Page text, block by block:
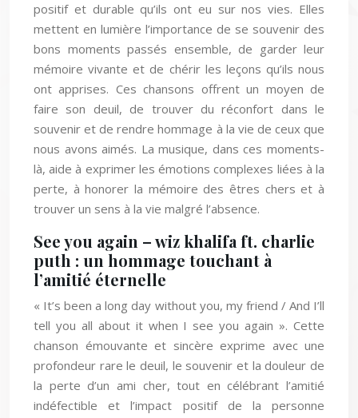
positif et durable qu’ils ont eu sur nos vies. Elles
mettent en lumière l’importance de se souvenir des
bons moments passés ensemble, de garder leur
mémoire vivante et de chérir les leçons qu’ils nous
ont apprises. Ces chansons offrent un moyen de
faire son deuil, de trouver du réconfort dans le
souvenir et de rendre hommage à la vie de ceux que
nous avons aimés. La musique, dans ces moments-
là, aide à exprimer les émotions complexes liées à la
perte, à honorer la mémoire des êtres chers et à
trouver un sens à la vie malgré l’absence.
See you again – wiz khalifa ft. charlie
puth : un hommage touchant à
l’amitié éternelle
« It’s been a long day without you, my friend / And I’ll
tell you all about it when I see you again ». Cette
chanson émouvante et sincère exprime avec une
profondeur rare le deuil, le souvenir et la douleur de
la perte d’un ami cher, tout en célébrant l’amitié
indéfectible et l’impact positif de la personne